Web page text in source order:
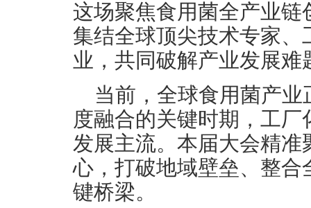
这场聚焦食用菌全产业
集结全球顶尖技术专家
业，共同破解产业发展
当前，全球食用菌产
度融合的关键时期，工
发展主流。本届大会精准
心，打破地域壁垒、整
键桥梁。